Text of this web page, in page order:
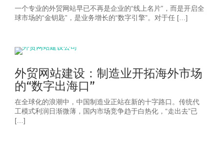
一个专业的外贸网站早已不再是企业的“线上名片”，而是开启全
球市场的“金钥匙”，是业务增长的“数字引擎”。对于任 […]
外贸网站建设：制造业开拓海外市场
的“数字出海口”
在全球化的浪潮中，中国制造业正站在新的十字路口。传统代
工模式利润日渐微薄，国内市场竞争趋于白热化，“走出去”已
[…]